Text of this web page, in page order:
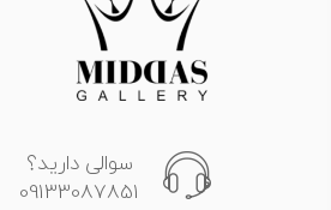
سوالی دارید؟
09133087851